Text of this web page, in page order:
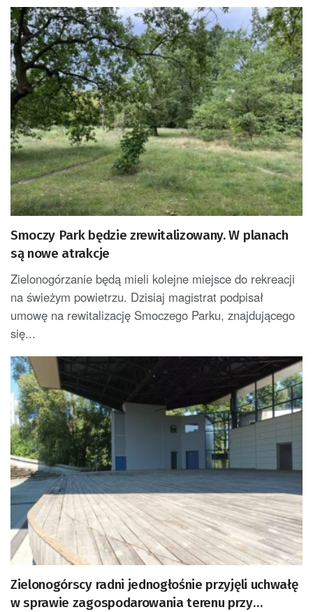
Smoczy Park będzie zrewitalizowany. W planach
są nowe atrakcje
Zielonogórzanie będą mieli kolejne miejsce do rekreacji
na świeżym powietrzu. Dzisiaj magistrat podpisał
umowę na rewitalizację Smoczego Parku, znajdującego
się...
Zielonogórscy radni jednogłośnie przyjęli uchwałę
w sprawie zagospodarowania terenu przy